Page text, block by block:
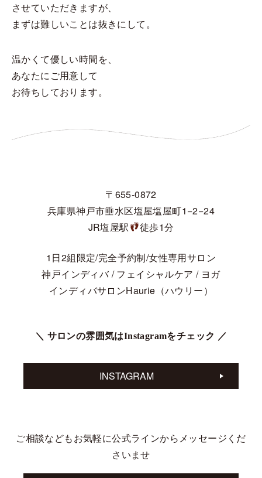
させていただきますが、
まずは難しいことは抜きにして。
温かくて優しい時間を、
あなたにご用意して
お待ちしております。
〒655-0872
兵庫県神戸市垂水区塩屋塩屋町1−2−24
JR塩屋駅
徒歩1分
1日2組限定/完全予約制/女性専用サロン
神戸インディバ / フェイシャルケア / ヨガ
インディバサロンHaurie（ハウリー）
＼ サロンの雰囲気はInstagramをチェック ／
INSTAGRAM
ご相談などもお気軽に公式ラインからメッセージくだ
さいませ